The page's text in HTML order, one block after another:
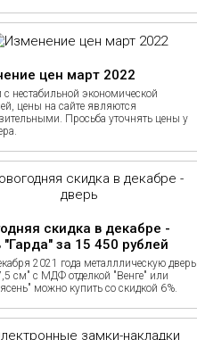
цен март 2022
нестабильной экономической
цены на сайте являются
Просьба уточнять цены у
скидка в декабре -
"Гарда" за 15 450 рублей
2021 года металллическую дверь
см" с МДФ отделкой "Венге" или
можно купить со скидкой 6%.